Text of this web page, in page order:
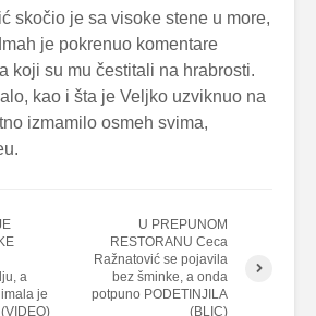
skočio je sa visoke stene u more,
je pokrenuo komentare
koji su mu čestitali na hrabrosti.
kao i šta je Veljko uzviknuo na
izmamilo osmeh svima,
a
je
U PREPUNOM
RESTORANU Ceca
Ražnatović se pojavila
bez šminke, a onda
potpuno PODETINJILA
(BLIC)